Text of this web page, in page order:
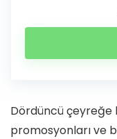
Dördüncü çeyreğe
promosyonları ve